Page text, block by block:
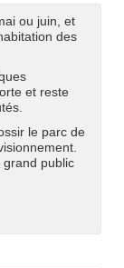
ou juin, et
des
et reste
le parc de
grand public